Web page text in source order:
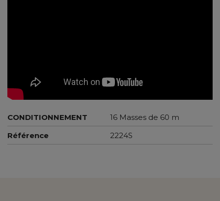
CONDITIONNEMENT
16 Masses de 60 m
Référence
2224S